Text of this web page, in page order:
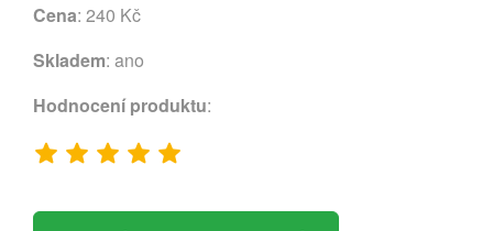
Cena: 240 Kč
Skladem: ano
Hodnocení produktu: